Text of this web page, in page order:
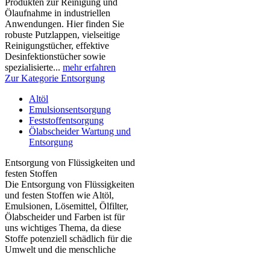
Produkten zur Reinigung und
Ölaufnahme in industriellen
Anwendungen. Hier finden Sie
robuste Putzlappen, vielseitige
Reinigungstücher, effektive
Desinfektionstücher sowie
spezialisierte... mehr erfahren
Zur Kategorie Entsorgung
Altöl
Emulsionsentsorgung
Feststoffentsorgung
Ölabscheider Wartung und
Entsorgung
Entsorgung von Flüssigkeiten und
festen Stoffen
Die Entsorgung von Flüssigkeiten
und festen Stoffen wie Altöl,
Emulsionen, Lösemittel, Ölfilter,
Ölabscheider und Farben ist für
uns wichtiges Thema, da diese
Stoffe potenziell schädlich für die
Umwelt und die menschliche